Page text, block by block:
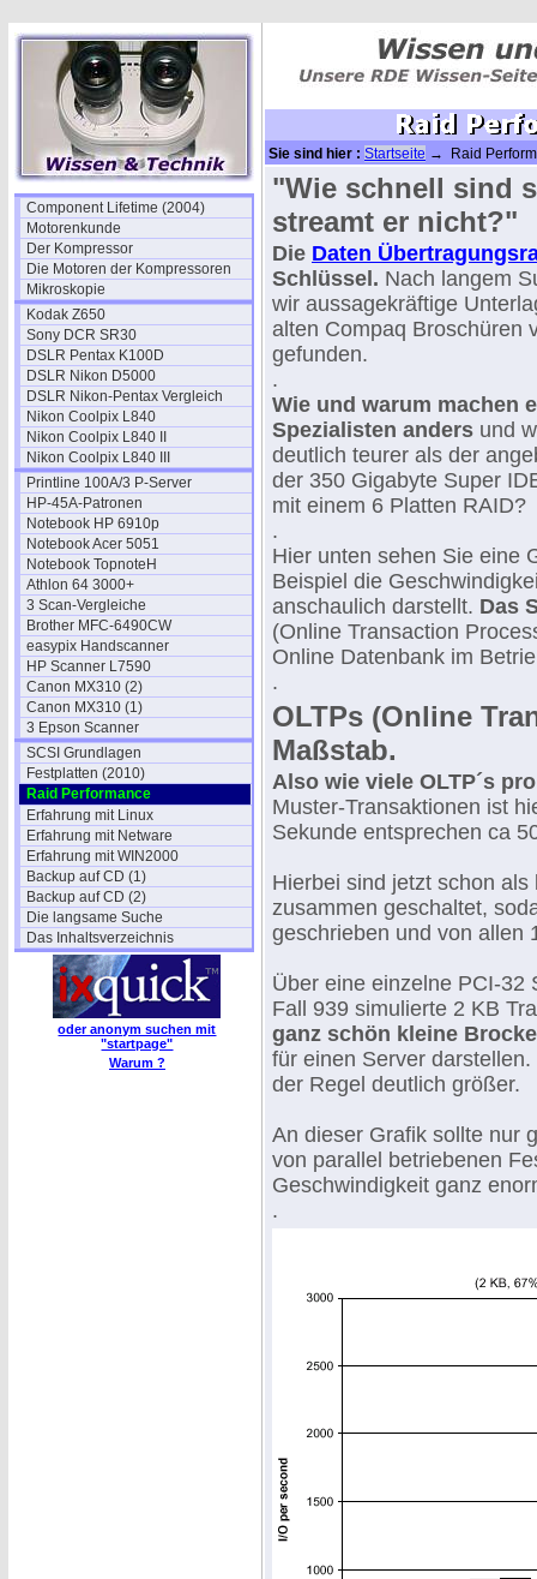
Component Lifetime (2004)
Motorenkunde
Der Kompressor
Die Motoren der Kompressoren
Mikroskopie
Kodak Z650
Sony DCR SR30
DSLR Pentax K100D
DSLR Nikon D5000
DSLR Nikon-Pentax Vergleich
Nikon Coolpix L840
Nikon Coolpix L840 II
Nikon Coolpix L840 III
Printline 100A/3 P-Server
HP-45A-Patronen
Notebook HP 6910p
Notebook Acer 5051
Notebook TopnoteH
Athlon 64 3000+
3 Scan-Vergleiche
Brother MFC-6490CW
easypix Handscanner
HP Scanner L7590
Canon MX310 (2)
Canon MX310 (1)
3 Epson Scanner
SCSI Grundlagen
Festplatten (2010)
Raid Performance
Erfahrung mit Linux
Erfahrung mit Netware
Erfahrung mit WIN2000
Backup auf CD (1)
Backup auf CD (2)
Die langsame Suche
Das Inhaltsverzeichnis
oder anonym suchen mit
"startpage"
Warum ?
Sie sind hier : Startseite → Raid
"Wie schnell sind
streamt er nicht?"
Die Daten
Schlüssel. Nach langem
wir aussagekräftige
alten Compaq Broschüren
gefunden.
.
Wie und warum machen
Spezialisten anders und
deutlich teurer als der
der 350 Gigabyte Super
mit einem 6 Platten RAID?
.
Hier unten sehen Sie eine
Beispiel die
anschaulich darstellt. Das
(Online Transaction
Online Datenbank im
.
OLTPs (Online
Maßstab.
Also wie viele OLTP´s
Muster-Transaktionen ist
Sekunde entsprechen ca
Hierbei sind jetzt schon
zusammen geschaltet,
geschrieben und von allen
Über eine einzelne PCI-32
Fall 939 simulierte 2 KB
ganz schön kleine
für einen Server
der Regel deutlich größer.
An dieser Grafik sollte nur
von parallel betriebenen
Geschwindigkeit ganz
.